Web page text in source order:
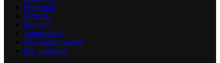
Festival42
Nyhed18
Portræt5
Anmeldelse2
Ikke-kategoriseret0
For musikere0